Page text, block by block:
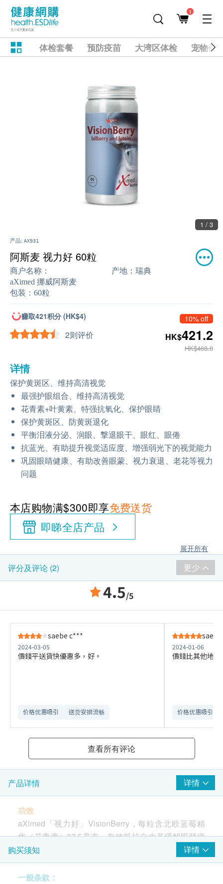
1
体检套餐 预防疫苗 大湾区体检 宠物健
1 / 3
产品: AX931
阿斯麦 视力好 60粒
商户名称：
aXimed 挪威阿斯麦
产地： 瑞典
包装： 60粒
赚取421积分 (HK$4)
2则评价
10% off
HK$421.2
HK$468.0
详情
保护黄斑区、维持高清视觉
最强护眼组合、维持高清视觉
花青素+叶黄素、特强抗氧化、保护眼睛
保护黄斑区、防黄斑退化
平衡泪液分泌、润眼、撃退眼干、眼红、眼倦
抗蓝光、有助提升视觉适应度、增强弱光下的视觉能力
巩固眼睛健康、有助改善眼蒙、视力衰退、老花等视力
问题
本店购物满$300即享免费送货
即睇全店产品
展开所有
评分及评论 (2) 更少
4.5/5
saebe c***
2024-03-05
價錢平送貨快優惠多，好。
价格优惠吸引 送货安排流畅
2024-01-06
價錢比其他地
价格优惠吸引
查看所有评论
产品详情 详情
功效
aXimed「视力好」VisionBerry，每粒含北欧蓝莓精
华（花青素）37.5毫克，有效抵抗自由基缓解眼睛疲
劳，有助视网膜视紫质再生，保持眼睛健康。配方加
入护黄斑抗氧化元素万寿菊提取物（叶黄素），全面
提升护眼功能，保护黄斑区，维持高清视觉。
购买须知 详情
一般条款：